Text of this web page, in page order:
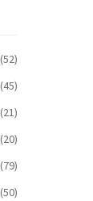
(52)
(45)
(21)
(20)
(79)
(50)